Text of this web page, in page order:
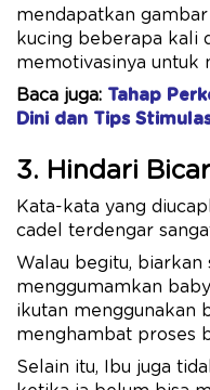
mendapatkan
kucing beberapa kali
memotivasinya untuk
Baca juga: Tahap
Dini dan Tips
3. Hindari
Kata-kata yang
cadel terdengar
Walau begitu, biarkan
menggumamkan
ikutan menggunakan
menghambat proses
Selain itu, Ibu juga